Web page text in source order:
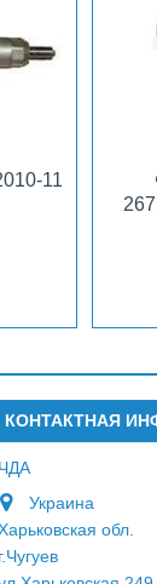
11
КОНТАКТНАЯ
ЧДА
Украина
обл.
г.Чугуев